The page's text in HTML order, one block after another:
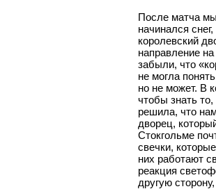
После матча
начинался
королевский
направление
забыли, что
не могла
но не может. В
чтобы знать
решила, что
дворец,
Стокгольме
свечки,
них работают
реакция
другую